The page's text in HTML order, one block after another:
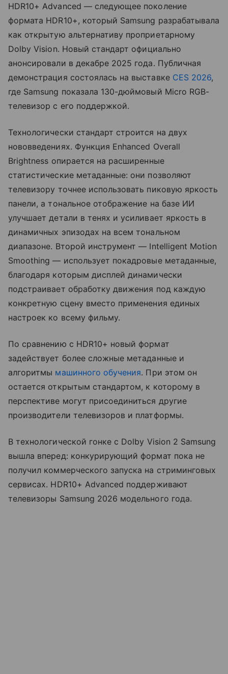
HDR10+ Advanced — следующее поколение
формата HDR10+, который Samsung разрабатывала
как открытую альтернативу проприетарному
Dolby Vision. Новый стандарт официально
анонсировали в декабре 2025 года. Публичная
демонстрация состоялась на выставке CES 2026,
где Samsung показала 130-дюймовый Micro RGB-
телевизор с его поддержкой.
Технологически стандарт строится на двух
нововведениях. Функция Enhanced Overall
Brightness опирается на расширенные
статистические метаданные: они позволяют
телевизору точнее использовать пиковую яркость
панели, а тональное отображение на базе ИИ
улучшает детали в тенях и усиливает яркость в
динамичных эпизодах на всем тональном
диапазоне. Второй инструмент — Intelligent Motion
Smoothing — использует покадровые метаданные,
благодаря которым дисплей динамически
подстраивает обработку движения под каждую
конкретную сцену вместо применения единых
настроек ко всему фильму.
По сравнению с HDR10+ новый формат
задействует более сложные метаданные и
алгоритмы машинного обучения. При этом он
остается открытым стандартом, к которому в
перспективе могут присоединиться другие
производители телевизоров и платформы.
В технологической гонке с Dolby Vision 2 Samsung
вышла вперед: конкурирующий формат пока не
получил коммерческого запуска на стриминговых
сервисах. HDR10+ Advanced поддерживают
телевизоры Samsung 2026 модельного года.